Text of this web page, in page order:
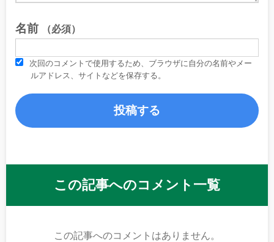
名前 （必須）
次回のコメントで使用するため、ブラウザに自分の名前やメー
ルアドレス、サイトなどを保存する。
この記事へのコメント一覧
この記事へのコメントはありません。